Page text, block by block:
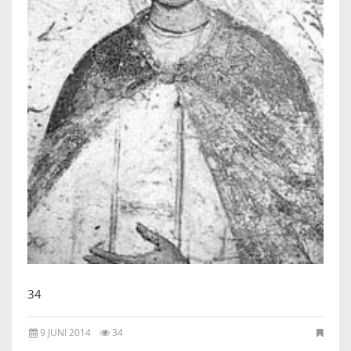
IKONEN, EEN INTRODUCTIE
OVER DE STICHTING
LEXIKON
LINKS
EXPOSITIES
SCHILDERCURSUSSEN
MATERIALEN
ENGLISH
34
9 JUNI 2014 34